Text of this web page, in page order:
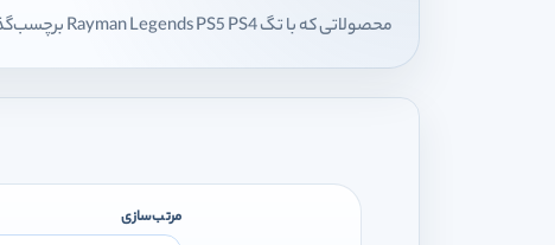
محصولاتی که با تگ Rayman Legends PS5 PS4 برچسب‌گذاری شده‌اند را اینجا مشاهده می‌کنید.
مرتب‌سازی